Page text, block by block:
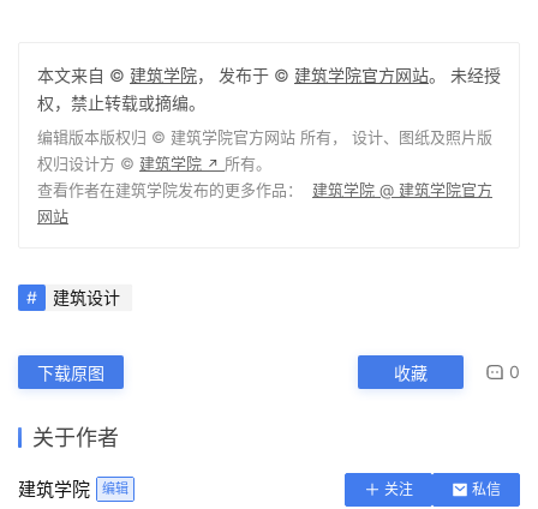
本文来自 © 建筑学院， 发布于 © 建筑学院官方网站。 未经授
权，禁止转载或摘编。
编辑版本版权归 © 建筑学院官方网站 所有， 设计、图纸及照片版
权归设计方 © 建筑学院 ↗ 所有。
查看作者在建筑学院发布的更多作品： 建筑学院 @ 建筑学院官方
网站
建筑设计
下载原图 收藏 0
关于作者
建筑学院 编辑 关注
私信